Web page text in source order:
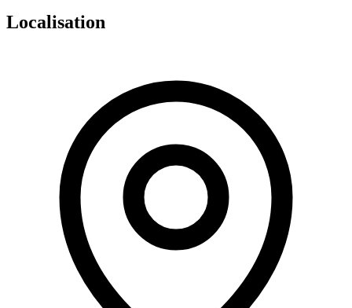
Localisation